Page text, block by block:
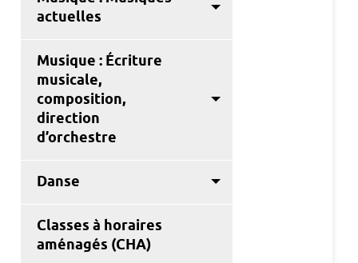
actuelles
Musique : Écriture
musicale,
composition,
direction
d’orchestre
Danse
Classes à horaires
aménagés (CHA)